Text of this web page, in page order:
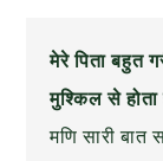
मेरे पिता बहुत
मुश्किल से होता
मणि सारी बात